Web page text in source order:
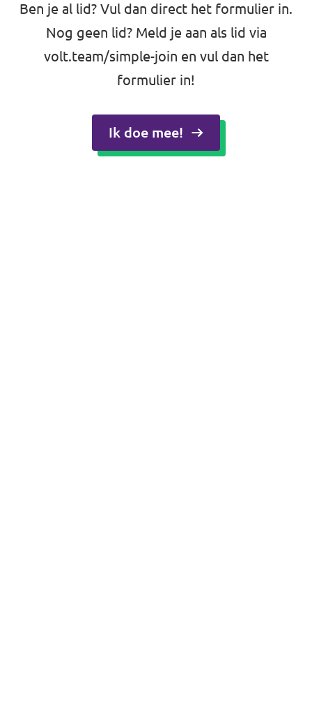
Ben je al lid? Vul dan direct het formulier in.
Nog geen lid? Meld je aan als lid via
volt.team/simple-join en vul dan het
formulier in!
Ik doe mee!